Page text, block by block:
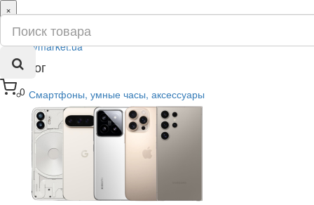
0
×
ru
ua
Каталог
Смартфоны, умные часы, аксессуары